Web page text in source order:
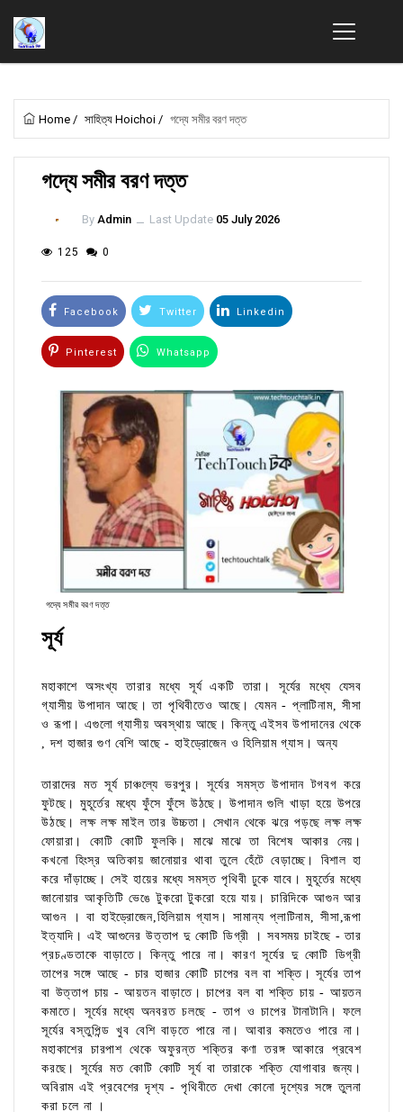
Home / সাহিত্য Hoichoi / গদ্যে সমীর বরণ দত্ত
গদ্যে সমীর বরণ দত্ত
By Admin ــ Last Update 05 July 2026
125 0
Facebook Twitter Linkedin
Pinterest Whatsapp
গদ্যে সমীর বরণ দত্ত
সূর্য
মহাকাশে অসংখ্য তারার মধ্যে সূর্য একটি তারা। সূর্যের মধ্যে যেসব
গ্যাসীয় উপাদান আছে। তা পৃথিবীতেও আছে। যেমন - প্লাটিনাম, সীসা
ও রূপা। এগুলো গ্যাসীয় অবস্থায় আছে। কিন্তু এইসব উপাদানের থেকে
, দশ হাজার গুণ বেশি আছে - হাইড্রোজেন ও হিলিয়াম গ্যাস। অন্য
তারাদের মত সূর্য চাঞ্চল্যে ভরপুর। সূর্যের সমস্ত উপাদান টগবগ করে
ফুটছে। মুহূর্তের মধ্যে ফুঁসে ফুঁসে উঠছে। উপাদান গুলি খাড়া হয়ে উপরে
উঠছে। লক্ষ লক্ষ মাইল তার উচ্চতা। সেখান থেকে ঝরে পড়ছে লক্ষ লক্ষ
ফোয়ারা। কোটি কোটি ফুলকি। মাঝে মাঝে তা বিশেষ আকার নেয়।
কখনো হিংস্র অতিকায় জানোয়ার থাবা তুলে হেঁটে বেড়াচ্ছে। বিশাল হা
করে দাঁড়াচ্ছে। সেই হায়ের মধ্যে সমস্ত পৃথিবী ঢুকে যাবে। মুহূর্তের মধ্যে
জানোয়ার আকৃতিটি ভেঙে টুকরো টুকরো হয়ে যায়। চারিদিকে আগুন আর
আগুন । বা হাইড্রোজেন,হিলিয়াম গ্যাস। সামান্য প্লাটিনাম, সীসা,রূপা
ইত্যাদি। এই আগুনের উত্তাপ দু কোটি ডিগ্রী । সবসময় চাইছে - তার
প্রচণ্ডতাকে বাড়াতে। কিন্তু পারে না। কারণ সূর্যের দু কোটি ডিগ্রী
তাপের সঙ্গে আছে - চার হাজার কোটি চাপের বল বা শক্তি। সূর্যের তাপ
বা উত্তাপ চায় - আয়তন বাড়াতে। চাপের বল বা শক্তি চায় - আয়তন
কমাতে। সূর্যের মধ্যে অনবরত চলছে - তাপ ও চাপের টানাটানি। ফলে
সূর্যের বস্তুপিন্ড খুব বেশি বাড়তে পারে না। আবার কমতেও পারে না।
মহাকাশের চারপাশ থেকে অফুরন্ত শক্তির কণা তরঙ্গ আকারে প্রবেশ
করছে। সূর্যের মত কোটি কোটি সূর্য বা তারাকে শক্তি যোগাবার জন্য।
অবিরাম এই প্রবেশের দৃশ্য - পৃথিবীতে দেখা কোনো দৃশ্যের সঙ্গে তুলনা
করা চলে না ।